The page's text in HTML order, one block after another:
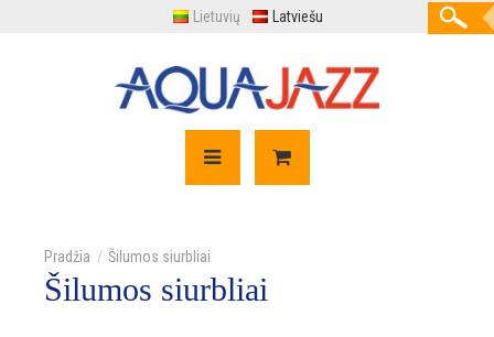
Lietuvių Latviešu
Šilumos siurbliai
Šilumos siurbliai